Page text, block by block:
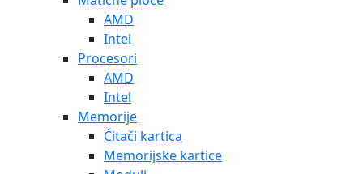
AMD
Intel
Procesori
AMD
Intel
Memorije
Čitači kartica
Memorijske kartice